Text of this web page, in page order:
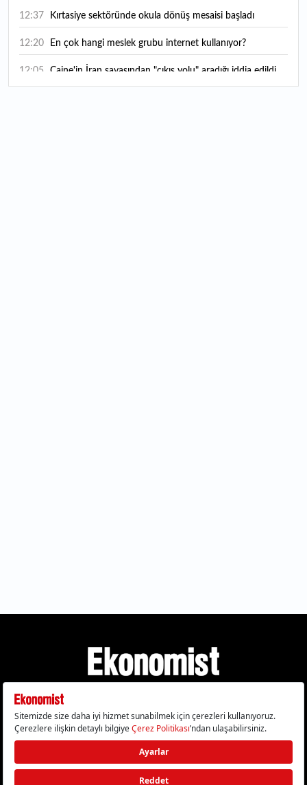
12:37 Kırtasiye sektöründe okula dönüş mesaisi başladı
12:20 En çok hangi meslek grubu internet kullanıyor?
12:05 Caine'in İran savaşından "çıkış yolu" aradığı iddia edildi
Gizlilik Politikası Çerez Politikası Çerezleri Sıfırla
KVKK Metni Künye İletişim